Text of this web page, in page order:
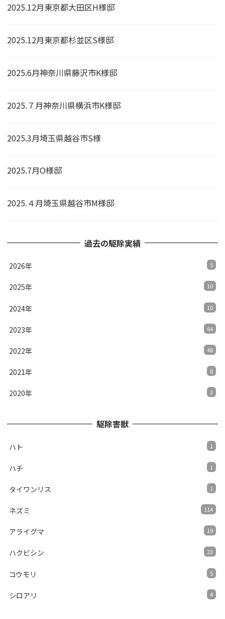
2025.12月東京都大田区H様邸
2025.12月東京都杉並区S様邸
2025.6月神奈川県藤沢市K様邸
2025.７月神奈川県横浜市K様邸
2025.3月埼玉県越谷市S様
2025.7月O様邸
2025.４月埼玉県越谷市M様邸
過去の駆除実績
2026年 5
2025年 10
2024年 10
2023年 64
2022年 48
2021年 8
2020年 3
駆除害獣
ハト 1
ハチ 1
タイワンリス 1
ネズミ 114
アライグマ 19
ハクビシン 23
コウモリ 5
シロアリ 4